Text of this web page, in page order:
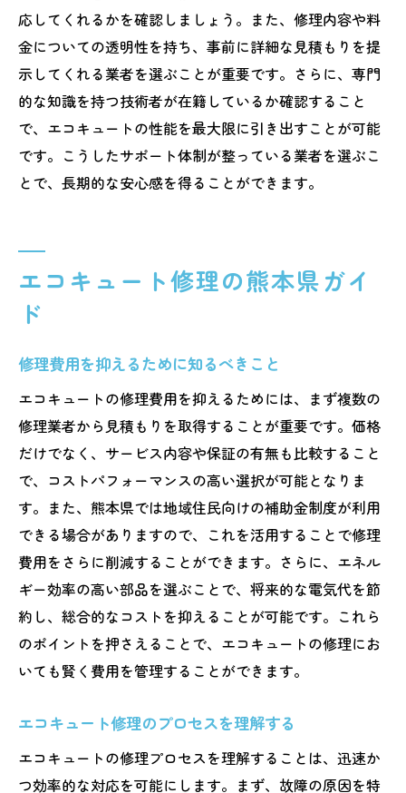
応してくれるかを確認しましょう。また、修理内容や料
金についての透明性を持ち、事前に詳細な見積もりを提
示してくれる業者を選ぶことが重要です。さらに、専門
的な知識を持つ技術者が在籍しているか確認すること
で、エコキュートの性能を最大限に引き出すことが可能
です。こうしたサポート体制が整っている業者を選ぶこ
とで、長期的な安心感を得ることができます。
エコキュート修理の熊本県ガイ
ド
修理費用を抑えるために知るべきこと
エコキュートの修理費用を抑えるためには、まず複数の
修理業者から見積もりを取得することが重要です。価格
だけでなく、サービス内容や保証の有無も比較すること
で、コストパフォーマンスの高い選択が可能となりま
す。また、熊本県では地域住民向けの補助金制度が利用
できる場合がありますので、これを活用することで修理
費用をさらに削減することができます。さらに、エネル
ギー効率の高い部品を選ぶことで、将来的な電気代を節
約し、総合的なコストを抑えることが可能です。これら
のポイントを押さえることで、エコキュートの修理にお
いても賢く費用を管理することができます。
エコキュート修理のプロセスを理解する
エコキュートの修理プロセスを理解することは、迅速か
つ効率的な対応を可能にします。まず、故障の原因を特